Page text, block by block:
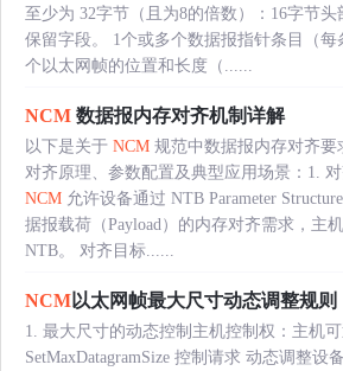
至少为 32字节（且为8的倍数）：16字节
保留字段。 1个或多个数据报指针条目（
个以太网帧的位置和长度（......
NCM 数据报内存对齐机制详解
以下是关于 NCM 规范中数据报内存对齐要
对齐原理、参数配置及典型应用场景：1.
NCM 允许设备通过 NTB Parameter
据报载荷（Payload）的内存对齐需求，主
NTB。 对齐目标......
NCM以太网帧最大尺寸动态调整规则
1. 最大尺寸的动态控制主机控制权：主机
SetMaxDatagramSize 控制请求 动态调整设